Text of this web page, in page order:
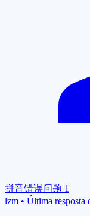
拼音错误问题 1
lzm • Última resposta